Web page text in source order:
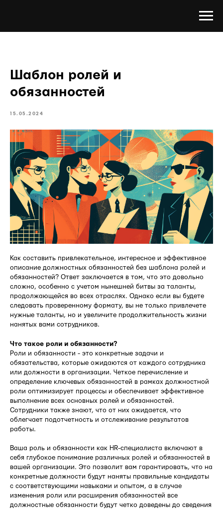
Шаблон ролей и
обязанностей
15.05.2024
Как составить привлекательное, интересное и эффективное
описание должностных обязанностей без шаблона ролей и
обязанностей? Ответ заключается в том, что это довольно
сложно, особенно с учетом нынешней битвы за таланты,
продолжающейся во всех отраслях. Однако если вы будете
следовать проверенному формату, вы не только привлечете
нужные таланты, но и увеличите продолжительность жизни
нанятых вами сотрудников.
Что такое роли и обязанности?
Роли и обязанности - это конкретные задачи и
обязательства, которые ожидаются от каждого сотрудника
или должности в организации. Четкое перечисление и
определение ключевых обязанностей в рамках должностной
роли оптимизирует процессы и обеспечивает эффективное
выполнение всех основных ролей и обязанностей.
Сотрудники также знают, что от них ожидается, что
облегчает подотчетность и отслеживание результатов
работы.
Ваша роль и обязанности как HR-специалиста включают в
себя глубокое понимание различных ролей и обязанностей в
вашей организации. Это позволит вам гарантировать, что на
конкретные должности будут наняты правильные кандидаты
с соответствующими навыками и опытом, а в случае
изменения роли или расширения обязанностей все
должностные обязанности будут четко доведены до сведения